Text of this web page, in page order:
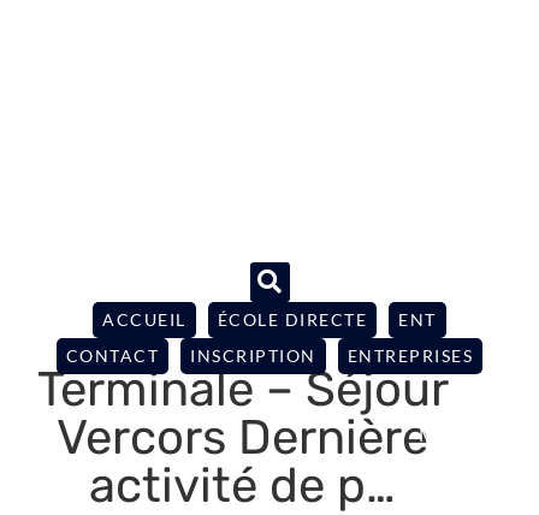
ACCUEIL ÉCOLE DIRECTE
ENT
CONTACT
INSCRIPTION ENTREPRISES
Terminale – Séjour
Vercors Dernière
activité de p…